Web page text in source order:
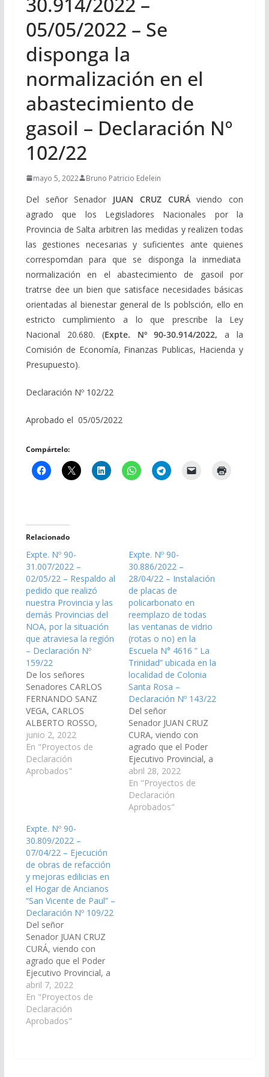
05/05/2022 – Se
disponga la
normalización en el
abastecimiento de
gasoil – Declaración Nº
102/22
mayo 5, 2022 Bruno Patricio Edelein
Del señor Senador JUAN CRUZ CURÁviendo con
agrado que los Legisladores Nacionales por la
Provincia de Salta arbitren las medidas y realizen todas
las gestiones necesarias y suficientes ante quienes
correspomdan para que se disponga la inmediata
normalización en el abastecimiento de gasoil por
tratrse dee un bien que satisface necesidades básicas
orientadas al bienestar general de ls poblsción, ello en
estricto cumplimiento a lo que prescribe la Ley
Nacional 20.680. (Expte. Nº 90-30.914/2022,a la
Comisión de Economía, Finanzas Publicas, Hacienda y
Presupuesto).
Declaración Nº 102/22
Aprobado el 05/05/2022
Compártelo:
Relacionado
Expte. Nº 90-
31.007/2022 –
02/05/22 – Respaldo al
pedido que realizó
nuestra Provincia y las
demás Provincias del
NOA, por la situación
que atraviesa la región
– Declaración Nº
159/22
De los señores
Senadores CARLOS
FERNANDO SANZ
VEGA, CARLOS
ALBERTO ROSSO,
CARLOS NICOLAS
AMPUERO, SERGIO
OMAR RAMOS, JUAN
CRUZ CURÁ, MASHUR
CORNEJO, JORGE
MARIO EMILIANO
DURAND y JORGE
PABLO SOTO,
declarando su respaldo
al pedido que realizó
nuestra Provincia y las
demás Provincias…
junio 2, 2022
En "Proyectos de
Declaración
Aprobados"
Expte. Nº 90-
30.886/2022 –
28/04/22 – Instalación
de placas de
policarbonato en
reemplazo de todas
las ventanas de vidrio
(rotas o no) en la
Escuela N° 4616 ” La
Trinidad” ubicada en la
localidad de Colonia
Santa Rosa –
Declaración Nº 143/22
Del señor
Senador JUAN CRUZ
CURA, viendo con
agrado que el Poder
Ejecutivo Provincial, a
través del organismo
que corresponda,
disponga las medidas y
recursos necesarios
abril 28, 2022
En "Proyectos de
Declaración
Aprobados"
Expte. Nº 90-
30.809/2022 –
07/04/22 – Ejecución
de obras de refacción
y mejoras edilicias en
el Hogar de Ancianos
“San Vicente de Paul” –
Declaración Nº 109/22
Del señor
Senador JUAN CRUZ
CURÁ, viendo con
agrado que el Poder
Ejecutivo Provincial, a
través del Ministerio de
Desarrollo Social y de
los organismos que
correspondan,
abril 7, 2022
En "Proyectos de
Declaración
Aprobados"